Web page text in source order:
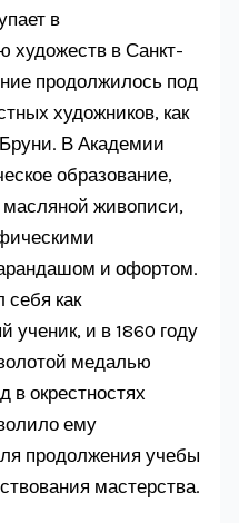
в
художеств в Санкт-
продолжилось под
художников, как
В Академии
образование,
масляной живописи,
и офортом.
себя как
ученик, и в 1860 году
медалью
в окрестностях
ему
продолжения учебы
мастерства.